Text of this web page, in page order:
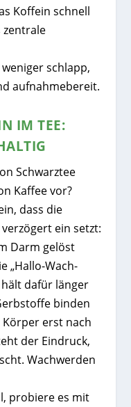
Koffein schnell
zentrale
schlapp,
aufnahmebereit.
IM TEE:
Schwarztee
Kaffee vor?
dass die
ein setzt:
Darm gelöst
„Hallo-Wach-
dafür länger
binden
erst nach
der Eindruck,
Wachwerden
probiere es mit